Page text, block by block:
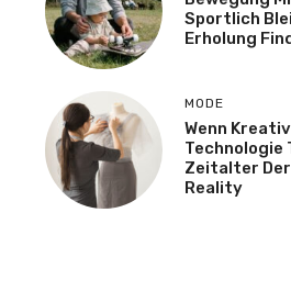
Sportlich
Erholung
MODE
Wenn
Technologie
Zeitalter
Reality